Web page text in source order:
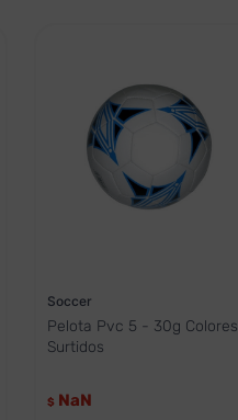
Soccer
Pelota Pvc 5 - 30g Colores
Surtidos
$ NaN